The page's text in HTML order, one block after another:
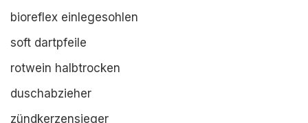
bioreflex einlegesohlen
soft dartpfeile
rotwein halbtrocken
duschabzieher
zündkerzensieger